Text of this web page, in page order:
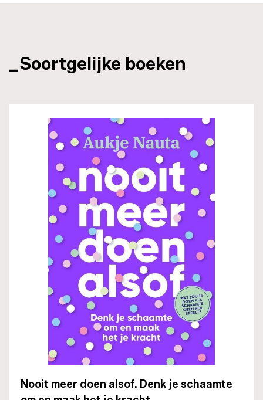
_Soortgelijke boeken
Nooit meer doen alsof. Denk je schaamte